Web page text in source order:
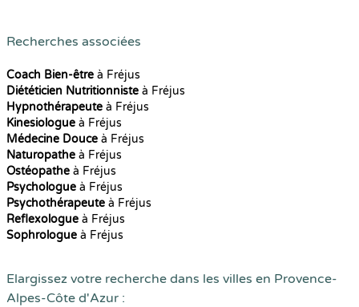
Recherches associées
Coach Bien-être à Fréjus
Diététicien Nutritionniste à Fréjus
Hypnothérapeute à Fréjus
Kinesiologue à Fréjus
Médecine Douce à Fréjus
Naturopathe à Fréjus
Ostéopathe à Fréjus
Psychologue à Fréjus
Psychothérapeute à Fréjus
Reflexologue à Fréjus
Sophrologue à Fréjus
Elargissez votre recherche dans les villes en Provence-
Alpes-Côte d'Azur :